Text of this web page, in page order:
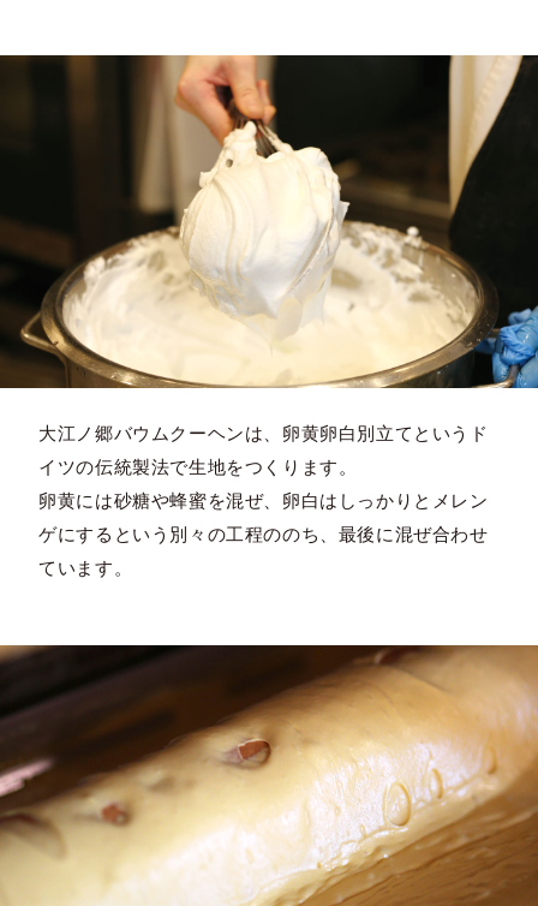
大江ノ郷バウムクーヘンは、卵黄卵白別立てというド
イツの伝統製法で生地をつくります。
卵黄には砂糖や蜂蜜を混ぜ、卵白はしっかりとメレン
ゲにするという別々の工程ののち、最後に混ぜ合わせ
ています。